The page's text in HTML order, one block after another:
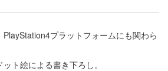
プラットフォームにも関わら
ト絵による書き下ろし。